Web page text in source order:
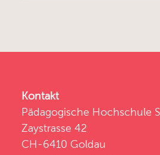
Kontakt
Pädagogische Hochschule
Zaystrasse 42
CH-6410 Goldau